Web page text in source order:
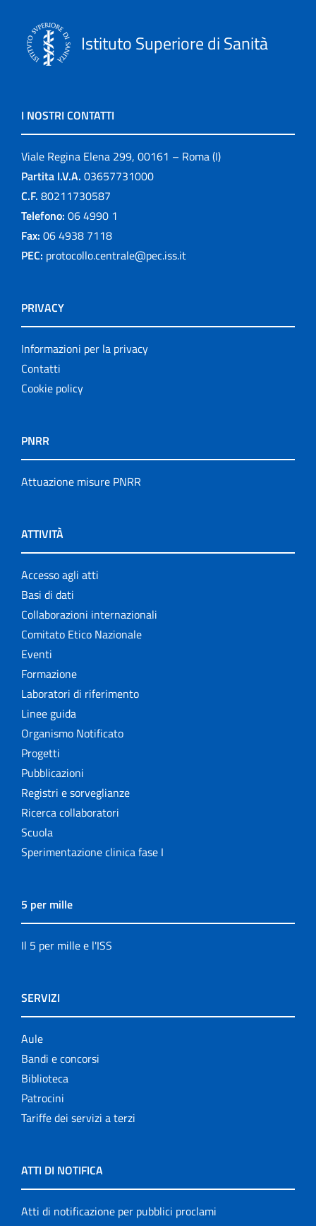
Istituto Superiore di Sanità
I NOSTRI CONTATTI
Viale Regina Elena 299, 00161 – Roma (I)
Partita I.V.A. 03657731000
C.F. 80211730587
Telefono: 06 4990 1
Fax: 06 4938 7118
PEC: protocollo.centrale@pec.iss.it
PRIVACY
Informazioni per la privacy
Contatti
Cookie policy
PNRR
Attuazione misure PNRR
ATTIVITÀ
Accesso agli atti
Basi di dati
Collaborazioni internazionali
Comitato Etico Nazionale
Eventi
Formazione
Laboratori di riferimento
Linee guida
Organismo Notificato
Progetti
Pubblicazioni
Registri e sorveglianze
Ricerca collaboratori
Scuola
Sperimentazione clinica fase I
5 per mille
Il 5 per mille e l'ISS
SERVIZI
Aule
Bandi e concorsi
Biblioteca
Patrocini
Tariffe dei servizi a terzi
ATTI DI NOTIFICA
Atti di notificazione per pubblici proclami